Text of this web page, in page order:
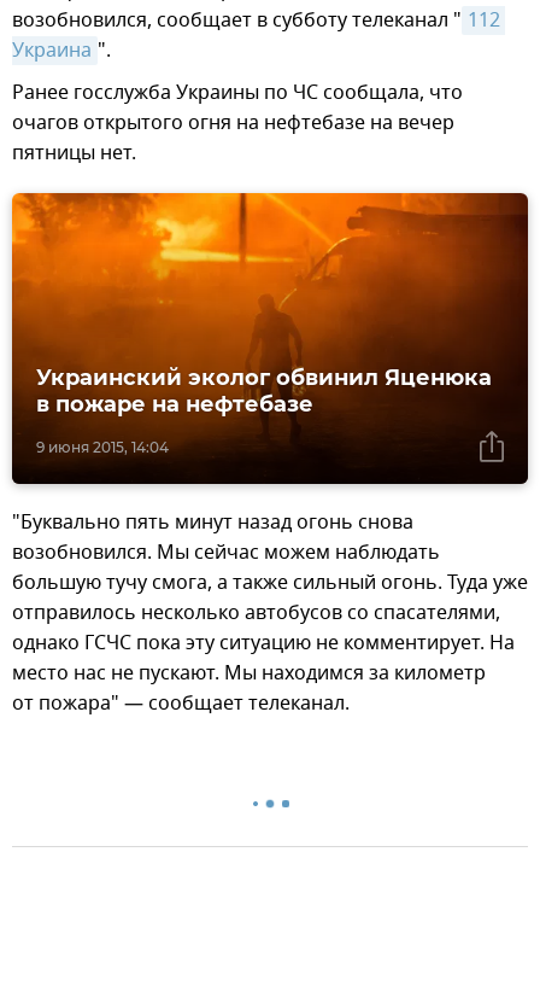
возобновился, сообщает в субботу телеканал " 112
Украина ".
Ранее госслужба Украины по ЧС сообщала, что
очагов открытого огня на нефтебазе на вечер
пятницы нет.
9 июня 2015, 14:04
Украинский эколог обвинил Яценюка
в пожаре на нефтебазе
"Буквально пять минут назад огонь снова
возобновился. Мы сейчас можем наблюдать
большую тучу смога, а также сильный огонь. Туда уже
отправилось несколько автобусов со спасателями,
однако ГСЧС пока эту ситуацию не комментирует. На
место нас не пускают. Мы находимся за километр
от пожара" — сообщает телеканал.